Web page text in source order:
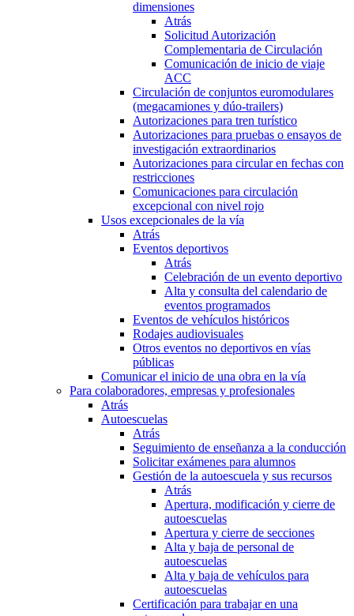
dimensiones
Atrás
Solicitud Autorización
Complementaria de Circulación
Comunicación de inicio de viaje
ACC
Circulación de conjuntos euromodulares
(megacamiones y dúo-trailers)
Autorizaciones para tren turístico
Autorizaciones para pruebas o ensayos de
investigación extraordinarios
Autorizaciones para circular en fechas con
restricciones
Comunicaciones para circulación
excepcional con nivel rojo
Usos excepcionales de la vía
Atrás
Eventos deportivos
Atrás
Celebración de un evento deportivo
Alta y consulta del calendario de
eventos programados
Eventos de vehículos históricos
Rodajes audiovisuales
Otros eventos no deportivos en vías
públicas
Comunicar el inicio de una obra en la vía
Para colaboradores, empresas y profesionales
Atrás
Autoescuelas
Atrás
Seguimiento de enseñanza a la conducción
Solicitar exámenes para alumnos
Gestión de la autoescuela y sus recursos
Atrás
Apertura, modificación y cierre de
autoescuelas
Apertura y cierre de secciones
Alta y baja de personal de
autoescuelas
Alta y baja de vehículos para
autoescuelas
Certificación para trabajar en una